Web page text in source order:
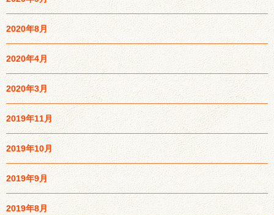
2020年8月
2020年4月
2020年3月
2019年11月
2019年10月
2019年9月
2019年8月